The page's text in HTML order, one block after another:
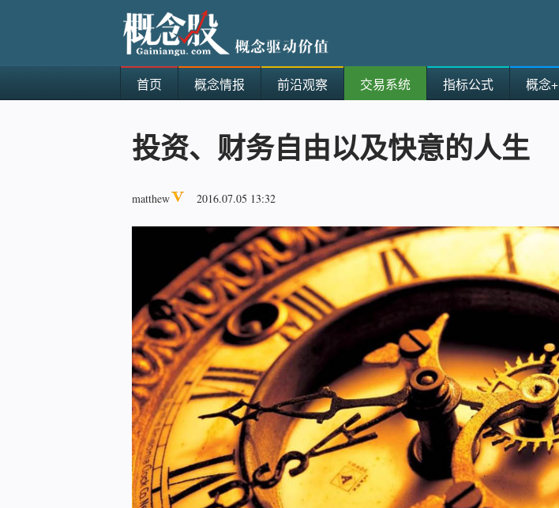
首页 概念情报 前沿观察 交易系统 指标公式 概念+
投资、财务自由以及快意的人生
matthew 2016.07.05 13:32